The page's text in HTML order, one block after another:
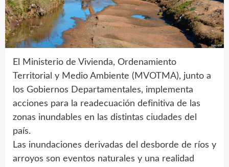
El Ministerio de Vivienda, Ordenamiento
Territorial y Medio Ambiente (MVOTMA), junto a
los Gobiernos Departamentales, implementa
acciones para la readecuación definitiva de las
zonas inundables en las distintas ciudades del
país.
Las inundaciones derivadas del desborde de ríos y
arroyos son eventos naturales y una realidad